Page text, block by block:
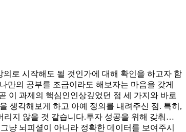
로 시작해도 될 것인가에 대해 확인을 하고자 함
만의 공부를 조금이라도 해보자는 마음을 갖게
이 과제의 핵심인인상깊었던 점 세 가지와 바로
생각해보게 하고 아예 정의를 내려주신 점. 특히,
지 않을 것 같습니다.투자 성공을 위해 갖춰야
냥 뇌피셜이 아니라 정확한 데이터를 보여주시